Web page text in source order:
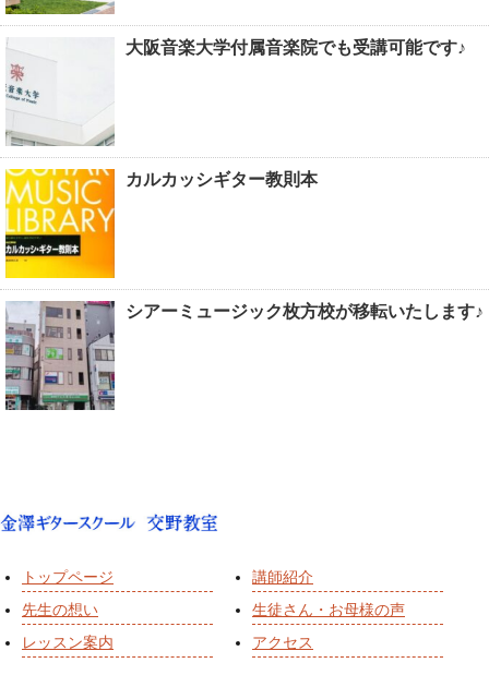
大阪音楽大学付属音楽院でも受講可能です♪
カルカッシギター教則本
シアーミュージック枚方校が移転いたします♪
トップページ
先生の想い
レッスン案内
講師紹介
生徒さん・お母様の声
アクセス